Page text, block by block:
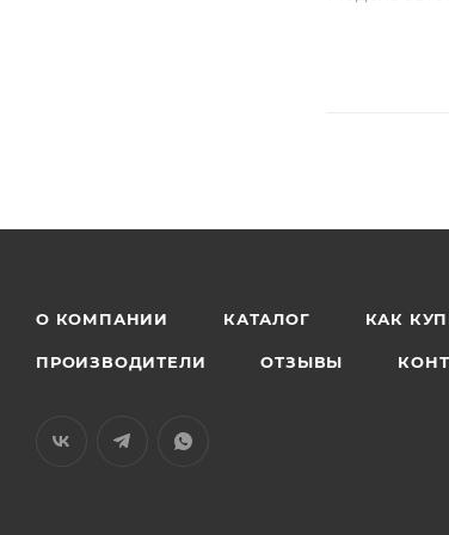
О КОМПАНИИ КАТАЛОГ КАК
ПРОИЗВОДИТЕЛИ ОТЗЫВЫ